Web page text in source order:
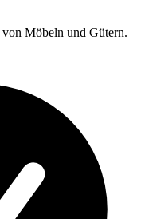
Möbeln und Gütern.